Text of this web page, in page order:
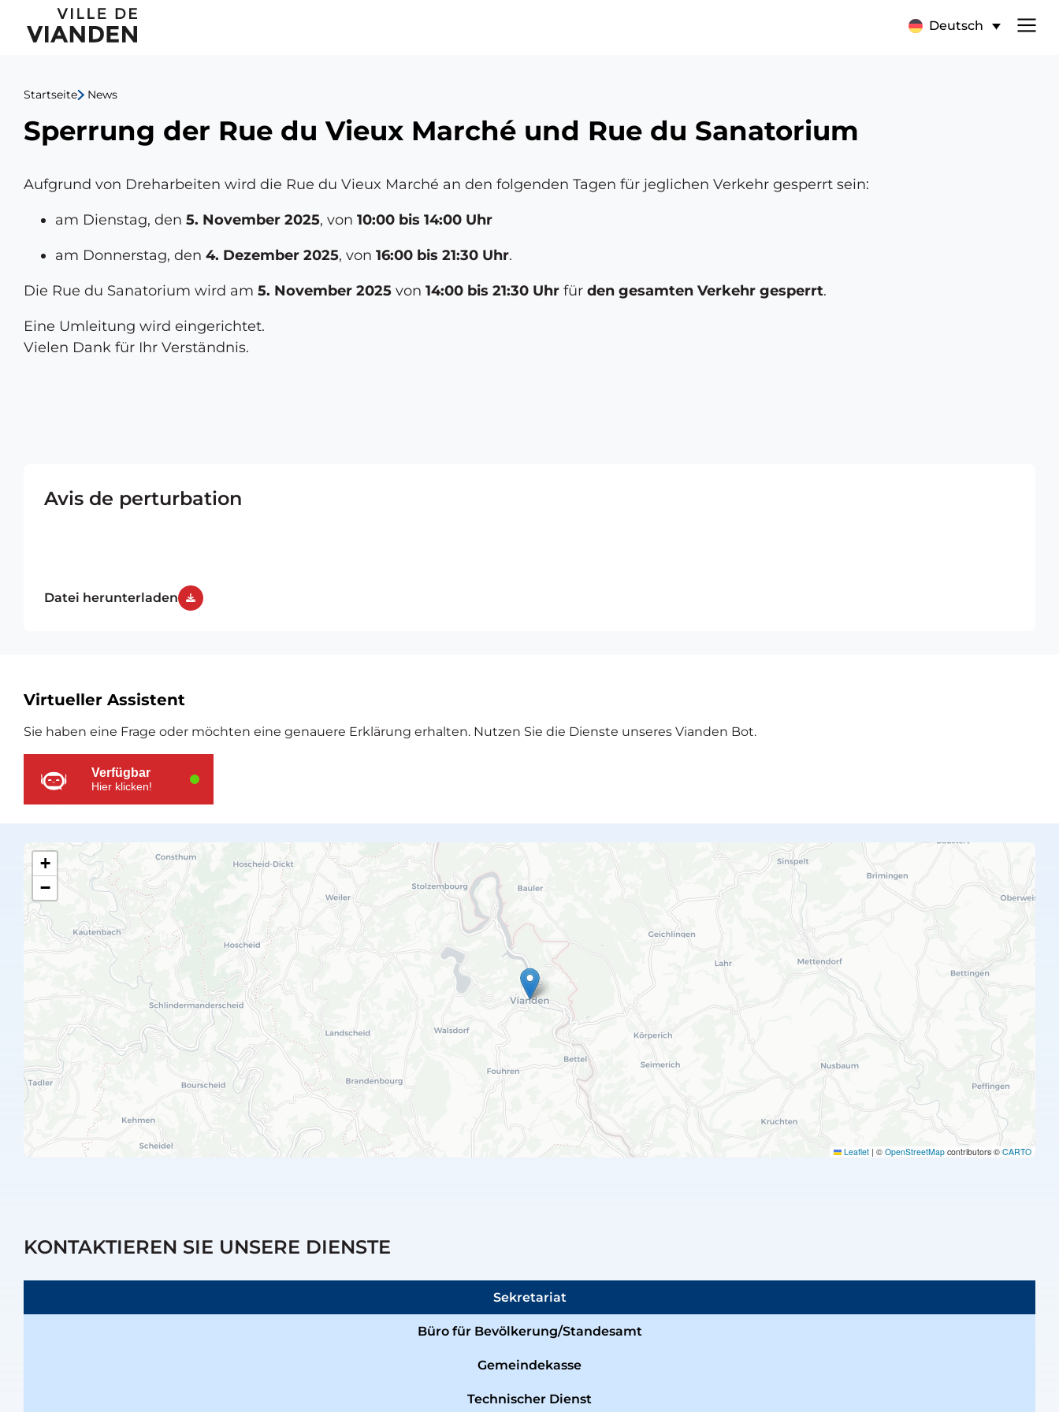
Sperrung
der
Rue
du
Vieux
Marché
und
Rue
du
Sanatorium
Deutsch
Hauptnavigationsmenü
Startseite News
Sperrung der Rue du Vieux Marché und Rue du Sanatorium
Aufgrund von Dreharbeiten wird die Rue du Vieux Marché an den folgenden Tagen für jeglichen Verkehr gesperrt sein:
am Dienstag, den 5. November 2025, von 10:00 bis 14:00 Uhr
am Donnerstag, den 4. Dezember 2025, von 16:00 bis 21:30 Uhr.
Die Rue du Sanatorium wird am 5. November 2025 von 14:00 bis 21:30 Uhr für den gesamten Verkehr gesperrt.
Eine Umleitung wird eingerichtet.
Vielen Dank für Ihr Verständnis.
Avis de perturbation
Datei herunterladen
Zusätzliche
Ressourcen
Virtueller Assistent
Sie haben eine Frage oder möchten eine genauere Erklärung erhalten. Nutzen Sie die Dienste unseres Vianden Bot.
Verfügbar
Hier klicken!
+
−
Leaflet | © OpenStreetMap contributors © CARTO
KONTAKTIEREN SIE UNSERE DIENSTE
Sekretariat
Büro für Bevölkerung/Standesamt
Gemeindekasse
Technischer Dienst